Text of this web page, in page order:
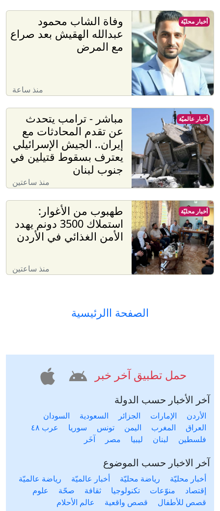
وفاة الشاب محمود
عبدالله الهقيش بعد صراع
مع المرض
منذ ساعة
أخبار محليّة
مباشر - ترامب يتحدث
عن تقدم المحادثات مع
إيران.. الجيش الإسرائيلي
يعترف بسقوط قتيلين في
جنوب لبنان
منذ ساعتين
أخبار عالميّة
طهبوب من الأغوار:
استملاك 3500 دونم يهدد
الأمن الغذائي في الأردن
منذ ساعتين
أخبار محليّة
الصفحة االرئيسية
حمل تطبيق آخر خبر
آخر الأخبار حسب الدولة
الأردن الإمارات الجزائر السعودية
السودان
العراق
المغرب اليمن تونس سوريا
عرب ٤٨
فلسطين
لبنان ليبيا مصر آخَر
آخر الاخبار حسب الموضوع
أخبار محليّة رياضة محليّة أخبار عالميّة
رياضة عالميّة
إقتصاد
منوّعات تكنولوجيا ثقافة صحّة
علوم
قصص للأطفال
قصص واقعية عالم الأحلام